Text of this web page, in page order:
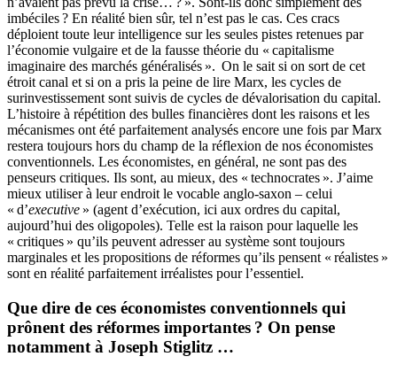
imbéciles ? En réalité bien sûr, tel n’est pas le cas. Ces cracs
déploient toute leur intelligence sur les seules pistes retenues par
l’économie vulgaire et de la fausse théorie du « capitalisme
imaginaire des marchés généralisés ». On le sait si on sort de cet
étroit canal et si on a pris la peine de lire Marx, les cycles de
surinvestissement sont suivis de cycles de dévalorisation du capital.
L’histoire à répétition des bulles financières dont les raisons et les
mécanismes ont été parfaitement analysés encore une fois par Marx
restera toujours hors du champ de la réflexion de nos économistes
conventionnels. Les économistes, en général, ne sont pas des
penseurs critiques. Ils sont, au mieux, des « technocrates ». J’aime
mieux utiliser à leur endroit le vocable anglo-saxon – celui
« d’executive » (agent d’exécution, ici aux ordres du capital,
aujourd’hui des oligopoles). Telle est la raison pour laquelle les
« critiques » qu’ils peuvent adresser au système sont toujours
marginales et les propositions de réformes qu’ils pensent « réalistes »
sont en réalité parfaitement irréalistes pour l’essentiel.
Que dire de ces économistes conventionnels qui
prônent des réformes importantes ? On pense
notamment à Joseph Stiglitz …